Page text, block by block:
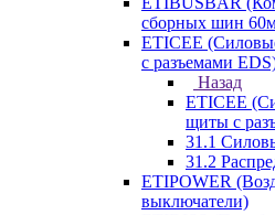
сборных шин
ETICEE
с разъемами
Назад
ETICEE
щиты с
31.1
31.2
ETIPOWER
выключатели)